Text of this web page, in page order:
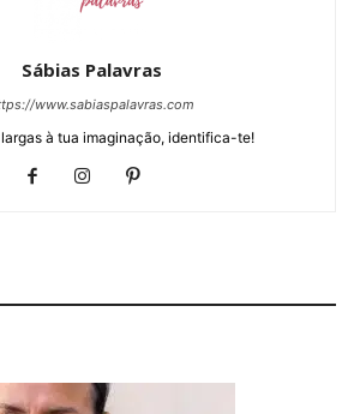
Sábias Palavras
www.sabiaspalavras.com
largas à tua imaginação, identifica-te!